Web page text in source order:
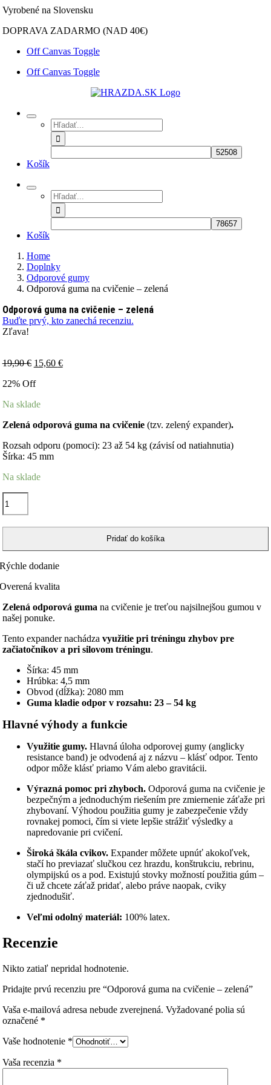
Skip
content
Vyrobené na Slovensku
DOPRAVA ZADARMO (NAD 40€)
Off Canvas Toggle
Off Canvas Toggle
Hľadať:
Košík
Hľadať:
Košík
Home
Doplnky
Odporové gumy
Odporová guma na cvičenie – zelená
Odporová guma na cvičenie – zelená
Buďte prvý, kto zanechá recenziu.
Zľava!
19,90€ Pôvodná
bola:
15,60 €Aktuálna
22% Off
Na sklade
Zelená odporová guma na cvičenie (tzv. zelený expander).
Rozsah odporu (pomoci): 23 až 54 kg (závisí od natiahnutia)
Šírka: 45 mm
Na sklade
množstvo
Odporová
guma
na
-
zelená
Pridať do košíka
Rýchle dodanie
Overená kvalita
Zelená odporová guma na cvičenie je treťou najsilnejšou gumou v
našej ponuke.
Tento expander nachádza využitie pri tréningu zhybov pre
začiatočníkov a pri silovom tréningu.
Šírka: 45 mm
Hrúbka: 4,5 mm
Obvod (dĺžka): 2080 mm
Guma kladie odpor v rozsahu: 23 – 54 kg
Hlavné výhody a funkcie
Využitie gumy.Hlavná úloha odporovej gumy (anglicky
resistance band) je odvodená aj z názvu – klásť odpor. Tento
odpor môže klásť priamo Vám alebo gravitácii.
Výrazná pomoc pri zhyboch.Odporová guma na cvičenie je
bezpečným a jednoduchým riešením pre zmiernenie záťaže pri
zhybovaní. Výhodou použitia gumy je zabezpečenie vždy
rovnakej pomoci, čím si viete lepšie strážiť výsledky a
napredovanie pri cvičení.
Široká škála cvikov.Expander môžete upnúť akokoľvek,
stačí ho previazať slučkou cez hrazdu, konštrukciu, rebrinu,
olympijskú os a pod. Existujú stovky možností použitia gúm –
či už chcete záťaž pridať, alebo práve naopak, cviky
zjednodušiť.
Veľmi odolný materiál: 100% latex.
Recenzie
Nikto zatiaľ nepridal hodnotenie.
Pridajte prvú recenziu pre “Odporová guma na cvičenie – zelená”
Vaša e-mailová adresa nebude zverejnená. Vyžadované polia sú
označené *
Vaše hodnotenie *
Vaša recenzia *